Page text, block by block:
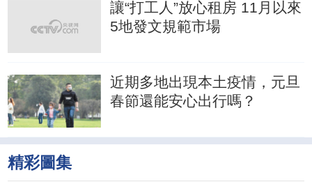
讓“打工人”放心租房 11月以來
5地發文規範市場
近期多地出現本土疫情，元旦
春節還能安心出行嗎？
精彩圖集